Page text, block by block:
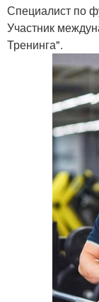
Специалист по
Участник
Тренинга".